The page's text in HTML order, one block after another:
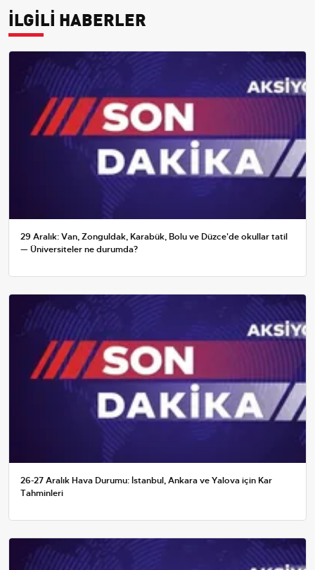
İLGİLİ HABERLER
29 Aralık: Van, Zonguldak, Karabük, Bolu ve Düzce'de okullar tatil
— Üniversiteler ne durumda?
26-27 Aralık Hava Durumu: İstanbul, Ankara ve Yalova için Kar
Tahminleri